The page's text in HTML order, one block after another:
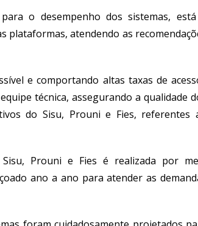
para o desempenho dossistemas, está
plataformas,atendendo as recomenda
e comportando altas taxas de
técnica, assegurando a qualidade
doSisu, Prouni e Fies, referentes
Prouni e Fies é realizada por
o ano a ano para atender as